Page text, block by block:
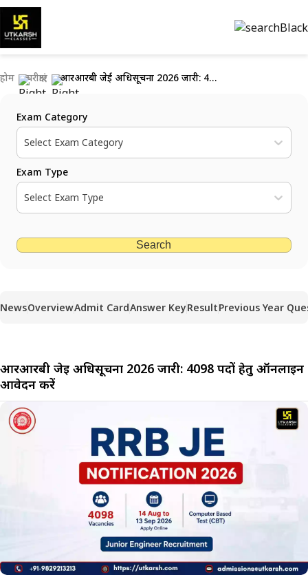
होम परीक्षाएं आरआरबी जेई अधिसूचना 2026 जारी: 4098 पदों हेतु ऑनलाइन आवेदन करें
Exam Category
Select Exam Category
Exam Type
Select Exam Type
Search
NewsOverviewAdmit CardAnswer KeyResultPrevious Year
आरआरबी जेई अधिसूचना 2026 जारी: 4098 पदों हेतु ऑनलाइन
आवेदन करें